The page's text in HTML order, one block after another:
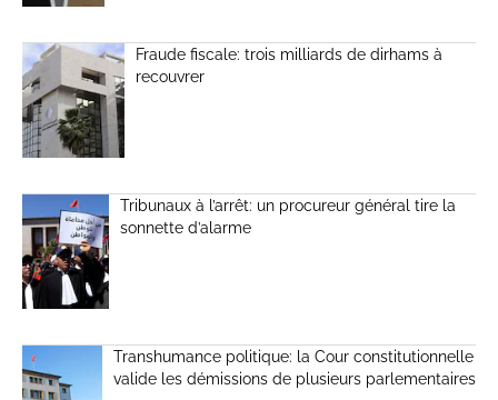
Fraude fiscale: trois milliards de dirhams à
recouvrer
Tribunaux à l’arrêt: un procureur général tire la
sonnette d’alarme
Transhumance politique: la Cour constitutionnelle
valide les démissions de plusieurs parlementaires